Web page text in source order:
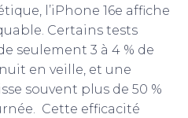
l’iPhone 16e affiche
Certains tests
seulement 3 à 4 % de
en veille, et une
souvent plus de 50 %
Cette efficacité